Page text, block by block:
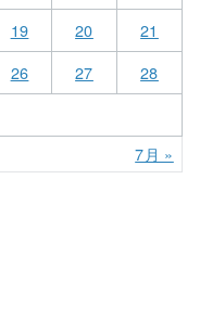
19 20
21
26 27
28
7月 »